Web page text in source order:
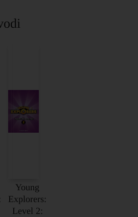
Young
Explorers:
Level 2: